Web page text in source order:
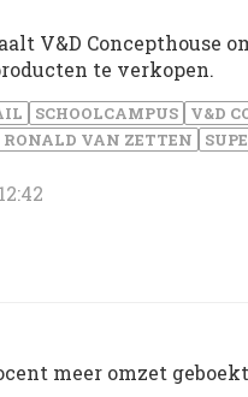
V&D Concepthouse
te verkopen.
SCHOOLCAMPUS
V&D
RONALD VAN ZETTEN
meer omzet geboekt